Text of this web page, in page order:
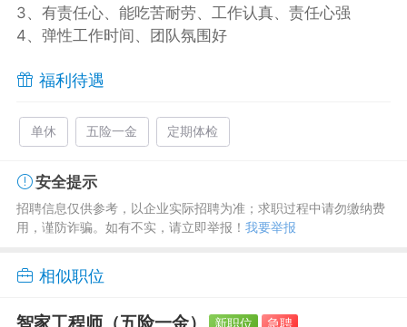
3、有责任心、能吃苦耐劳、工作认真、责任心强
4、弹性工作时间、团队氛围好
福利待遇
单休 五险一金 定期体检
安全提示
招聘信息仅供参考，以企业实际招聘为准；求职过程中请勿缴纳费
用，谨防诈骗。如有不实，请立即举报！ 我要举报
相似职位
智家工程师（五险一金） 新职位 急聘